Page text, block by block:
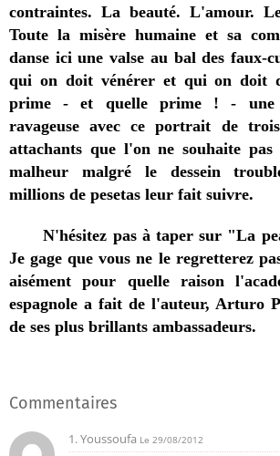
contraintes. La beauté. L'amour.
Toute la misère humaine et sa
danse ici une valse au bal des faux-
qui on doit vénérer et qui on doit
prime - et quelle prime ! - une
ravageuse avec ce portrait de
attachants que l'on ne souhaite
malheur malgré le dessein
millions de pesetas leur fait suivre.
N'hésitez pas à taper sur "La
Je gage que vous ne le regretterez
aisément pour quelle raison
espagnole a fait de l'auteur, Arturo
de ses plus brillants ambassadeurs.
Commentaires
1. Youssoufa Le 29/08/2012